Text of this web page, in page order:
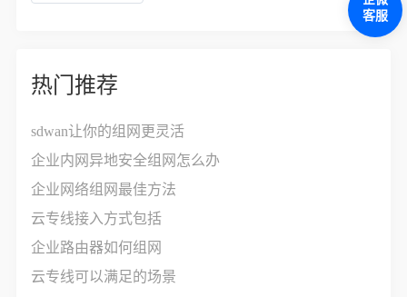
热门推荐
sdwan让你的组网更灵活
企业内网异地安全组网怎么办
企业网络组网最佳方法
云专线接入方式包括
企业路由器如何组网
云专线可以满足的场景
客服